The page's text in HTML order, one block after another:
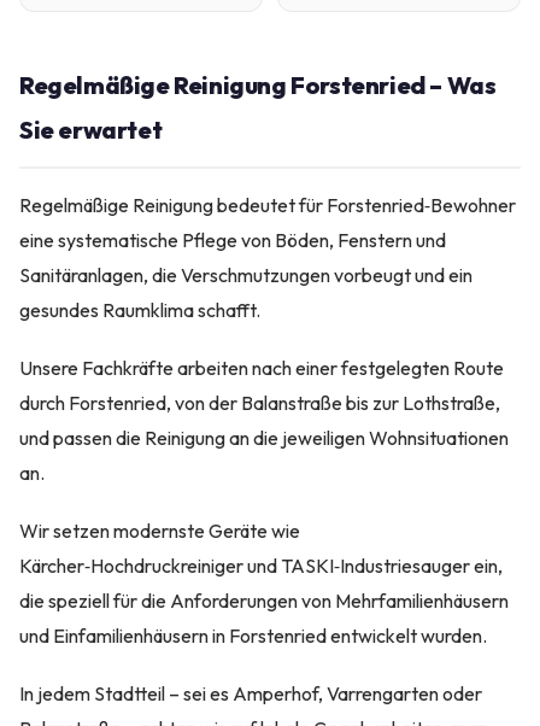
Regelmäßige Reinigung Forstenried – Was
Sie erwartet
Regelmäßige Reinigung bedeutet für Forstenried‑Bewohner
eine systematische Pflege von Böden, Fenstern und
Sanitäranlagen, die Verschmutzungen vorbeugt und ein
gesundes Raumklima schafft.
Unsere Fachkräfte arbeiten nach einer festgelegten Route
durch Forstenried, von der Balanstraße bis zur Lothstraße,
und passen die Reinigung an die jeweiligen Wohnsituationen
an.
Wir setzen modernste Geräte wie
Kärcher‑Hochdruckreiniger und TASKI‑Industriesauger ein,
die speziell für die Anforderungen von Mehrfamilienhäusern
und Einfamilienhäusern in Forstenried entwickelt wurden.
In jedem Stadtteil – sei es Amperhof, Varrengarten oder